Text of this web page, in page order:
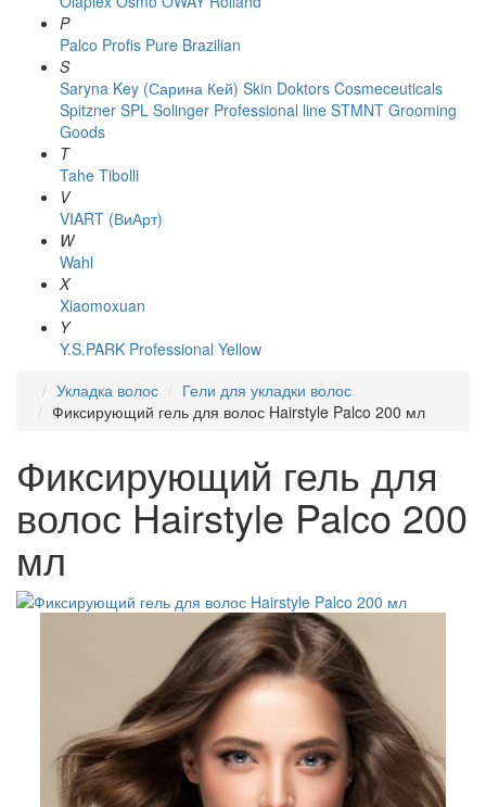
P
Palco Profis Pure Brazilian
S
Saryna Key (Сарина Кей) Skin Doktors Cosmeceuticals
Spitzner SPL Solinger Professional line STMNT Grooming
Goods
T
Tahe Tibolli
V
VIART (ВиАрт)
W
Wahl
X
Xiaomoxuan
Y
Y.S.PARK Professional Yellow
Укладка волос
Гели для укладки волос
Фиксирующий гель для волос Hairstyle Palco 200 мл
Фиксирующий гель для
волос Hairstyle Palco 200
мл